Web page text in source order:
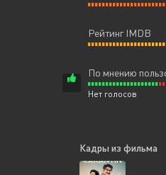
Рейтинг IMDB
По мнению
Нет голосов
Кадры из фильма